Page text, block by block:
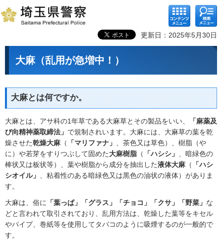
コンテ
ンツメ
ニュー
検索メ
ニュー
更新日：2025年5月30日
大麻（乱用が急増中！）
大麻とは何ですか。
大麻とは、アサ科の1年草である大麻草とその製品をいい、
「麻薬及
び向精神薬取締法」 で規制されいます。大麻には、大麻草の葉を乾
燥させた乾燥大麻 （ 「マリファナ」
、茶色又は草色）、樹脂（や
に）や若芽をすりつぶして固めた大麻樹脂 （ 「ハシシ」
、暗緑色の
棒状又は板状等）、葉や樹脂から成分を抽出した液体大麻 （
「ハシ
シオイル」
、粘着性のある暗緑色又は黒色の油状の液体）がありま
す。
大麻は、俗に 「葉っぱ」「グラス」「チョコ」「クサ」「野菜」 な
どと言われて取引されており、乱用方法は、乾燥した葉等をキセル
やパイプ、巻紙等を使用してタバコのように吸煙するのが一般的で
す。